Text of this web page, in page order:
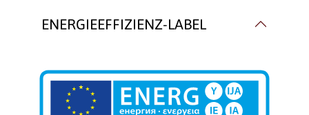
ENERGIEEFFIZIENZ-LABEL